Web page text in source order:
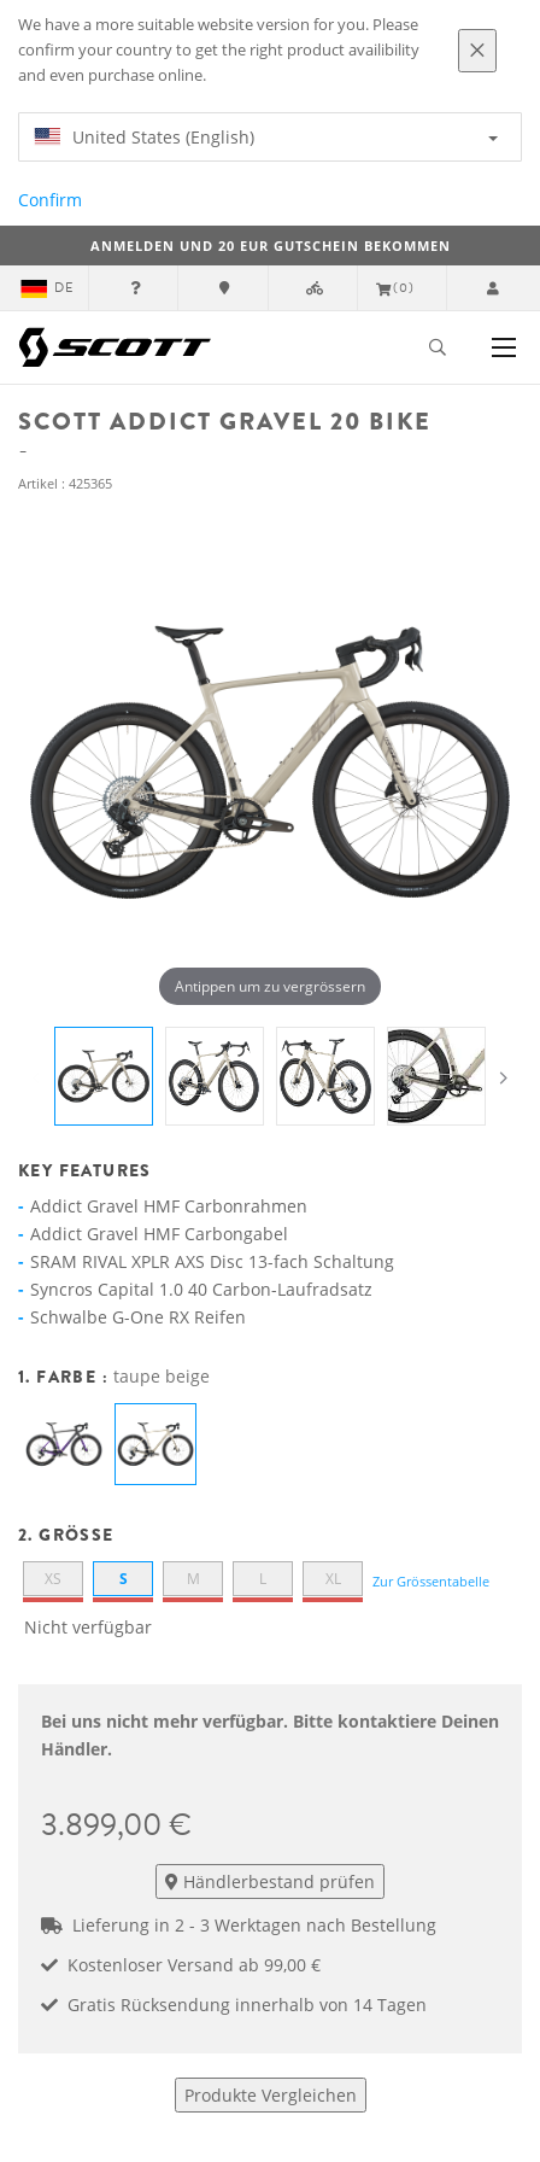
We have a more suitable website version for you. Please
confirm your country to get the right product availibility
and even purchase online.
United States (English)
Confirm
ANMELDEN UND 20 EUR GUTSCHEIN BEKOMMEN
DE (0)
SCOTT ADDICT GRAVEL 20 BIKE
Artikel : 425365
Antippen um zu vergrössern
KEY FEATURES
Addict Gravel HMF Carbonrahmen
Addict Gravel HMF Carbongabel
SRAM RIVAL XPLR AXS Disc 13-fach Schaltung
Syncros Capital 1.0 40 Carbon-Laufradsatz
Schwalbe G-One RX Reifen
1. FARBE :taupe beige
2. GRÖSSE
XS S M L XL Zur Grössentabelle
Nicht verfügbar
Bei uns nicht mehr verfügbar. Bitte kontaktiere Deinen
Händler.
3.899,00 €
Händlerbestand prüfen
Lieferung in 2 - 3 Werktagen nach Bestellung
Kostenloser Versand ab 99,00 €
Gratis Rücksendung innerhalb von 14 Tagen
Produkte Vergleichen